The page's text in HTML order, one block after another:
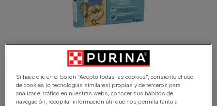
DOG CHOW Perro Pienso
Si hace clic en el botón “Acepto todas las cookies”, consiente el uso
de cookies (o tecnologías similares) propias y de terceros para
analizar el tráfico en nuestras webs, conocer sus hábitos de
navegación, recopilar información útil que nos permita tanto a